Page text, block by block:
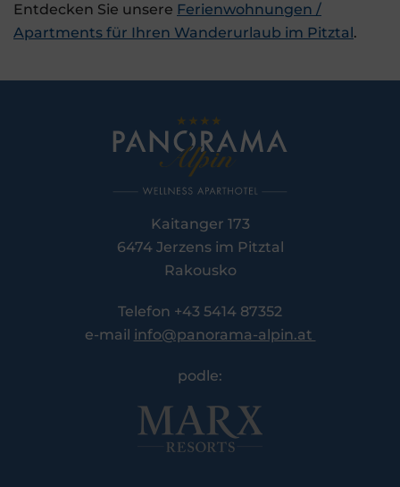
Entdecken Sie unsere Ferienwohnungen /
Apartments für Ihren Wanderurlaub im Pitztal .
Kaitanger 173
6474 Jerzens im Pitztal
Rakousko
Telefon +43 5414 87352
e-mail info@panorama-alpin.at
podle: